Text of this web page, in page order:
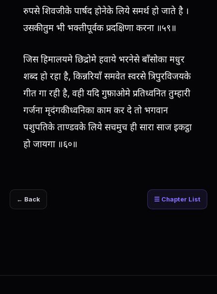
रुपसे शिवजीके पार्षद होनेके लिये समर्थ हो जाते है ।
उसकी तुम भी भक्तीपूर्वक प्रदक्षिणा करना ॥५९॥
जिस हिमालयमे छिद्रोमे हवाये भरनेसे बाँसोका मधुर
शब्द हो रहा है, किन्नरियाँ समवेत स्वरसे त्रिपुरविजयके
गीत गा रही है, वही यदि गुफ़ाओमे प्रतिध्वनित तुम्हारी
गर्जना मृदंगकी ध्वनिका काम कर दे तो भगवान
पशुपतिके ताण्डवके लिये सचमुच ही सारा साज इकट्ठा
हो जायगा ॥६०॥
← Back ☰ Chapter List